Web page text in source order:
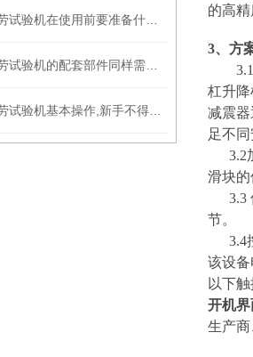
的高
3、 方
3.1
杠升
减震
足不
3.2
滑块的
3.3
节。
3.4
该设
以下
开机界
生产商